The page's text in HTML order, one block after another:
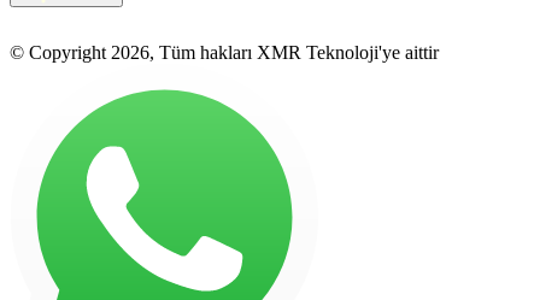
© Copyright 2026, Tüm hakları XMR Teknoloji'ye aittir